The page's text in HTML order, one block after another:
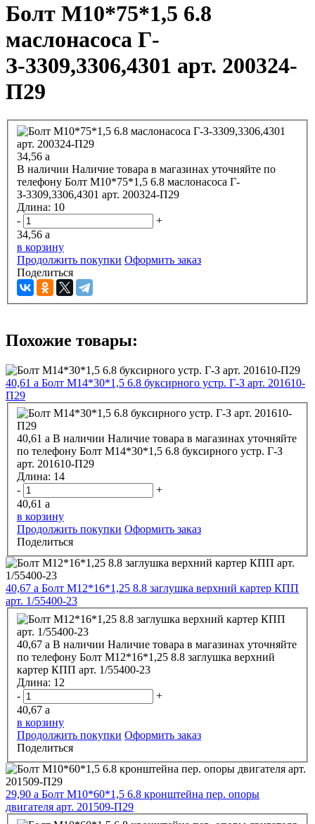
Болт М10*75*1,5 6.8
маслонасоса Г-
З-3309,3306,4301 арт. 200324-
П29
34,56 a
В наличии Наличие товара в магазинах уточняйте по
телефону Болт М10*75*1,5 6.8 маслонасоса Г-
З-3309,3306,4301 арт. 200324-П29
Длина: 10
-
+
34,56 a
в корзину
Продолжить покупки Оформить заказ
Поделиться
Похожие товары:
40,61 a Болт М14*30*1,5 6.8 буксирного устр. Г-З арт. 201610-
П29
40,61 a В наличии Наличие товара в магазинах уточняйте
по телефону Болт М14*30*1,5 6.8 буксирного устр. Г-З
арт. 201610-П29
Длина: 14
-
+
40,61 a
в корзину
Продолжить покупки Оформить заказ
Поделиться
40,67 a Болт М12*16*1,25 8.8 заглушка верхний картер КПП
арт. 1/55400-23
40,67 a В наличии Наличие товара в магазинах уточняйте
по телефону Болт М12*16*1,25 8.8 заглушка верхний
картер КПП арт. 1/55400-23
Длина: 12
-
+
40,67 a
в корзину
Продолжить покупки Оформить заказ
Поделиться
29,90 a Болт М10*60*1,5 6.8 кронштейна пер. опоры
двигателя арт. 201509-П29